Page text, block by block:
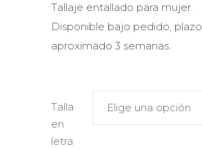
Tallaje entallado para mujer.
Disponible bajo pedido, plazo
aproximado 3 semanas.
Talla
en
letra
Elige una opción